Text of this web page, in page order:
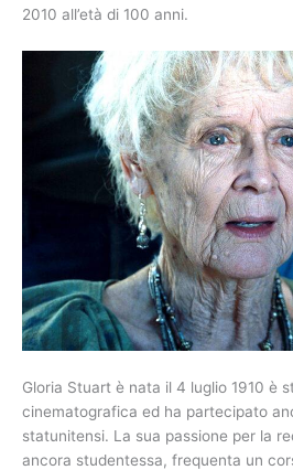
2010 all’età di 100 anni.
Gloria Stuart è nata il 4 luglio 1910 è
cinematografica ed ha partecipato
statunitensi. La sua passione per la
ancora studentessa, frequenta un